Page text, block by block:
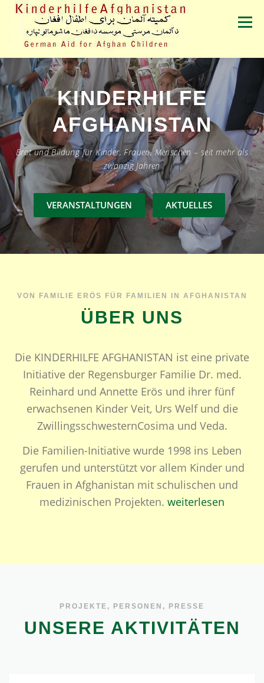
Inhalt
springen
Menü
VERANSTALTUNGEN ÜBER UNS PRESSE
SPENDEN
KINDERHILFE
AFGHANISTAN
Brot und Bildung für Kinder, Frauen, Menschen – seit mehr als
zwanzig Jahren
VERANSTALTUNGEN AKTUELLES
VON FAMILIE ERÖS FÜR FAMILIEN IN AFGHANISTAN
ÜBER UNS
Die KINDERHILFE AFGHANISTAN ist eine private
Initiative der Regensburger Familie Dr. med.
Reinhard und Annette Erös und ihrer fünf
erwachsenen Kinder Veit, Urs Welf und die
ZwillingsschwesternCosima und Veda.
Die Familien-Initiative wurde 1998 ins Leben
gerufen und unterstützt vor allem Kinder und
Frauen in Afghanistan mit schulischen und
medizinischen Projekten. weiterlesen
PROJEKTE, PERSONEN, PRESSE
UNSERE AKTIVITÄTEN